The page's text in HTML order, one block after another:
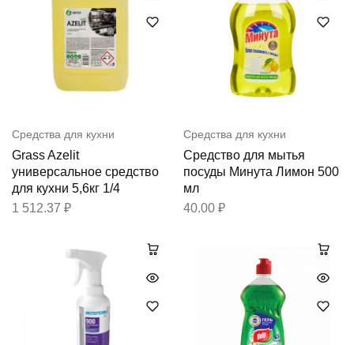
Средства для кухни
Grass Azelit
универсальное средство
для кухни 5,6кг 1/4
1 512.37 ₽
Средства для кухни
Средство для мытья
посуды Минута Лимон 500
мл
40.00 ₽